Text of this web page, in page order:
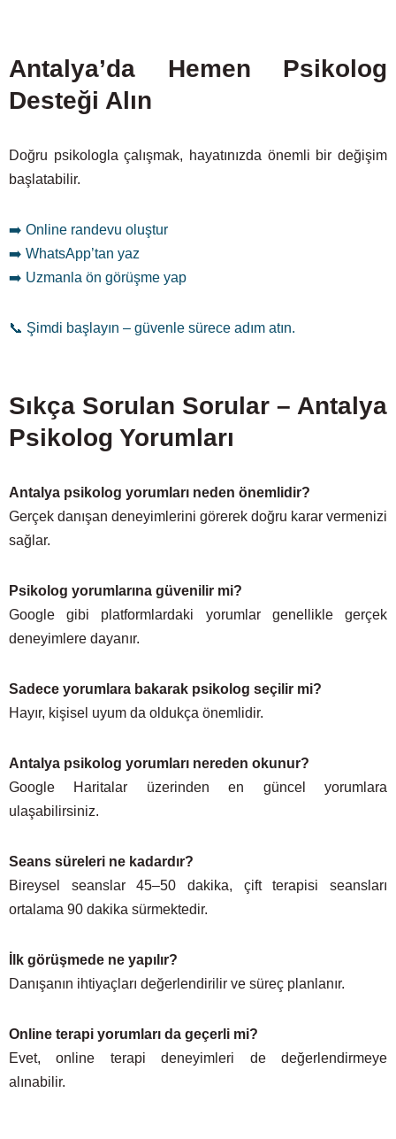
Antalya’da Hemen Psikolog
Desteği Alın
Doğru psikologla çalışmak, hayatınızda önemli bir değişim
başlatabilir.
➡️ Online randevu oluştur
➡️ WhatsApp’tan yaz
➡️ Uzmanla ön görüşme yap
📞 Şimdi başlayın – güvenle sürece adım atın.
Sıkça Sorulan Sorular – Antalya
Psikolog Yorumları
Antalya psikolog yorumları neden önemlidir?
Gerçek danışan deneyimlerini görerek doğru karar vermenizi
sağlar.
Psikolog yorumlarına güvenilir mi?
Google gibi platformlardaki yorumlar genellikle gerçek
deneyimlere dayanır.
Sadece yorumlara bakarak psikolog seçilir mi?
Hayır, kişisel uyum da oldukça önemlidir.
Antalya psikolog yorumları nereden okunur?
Google Haritalar üzerinden en güncel yorumlara
ulaşabilirsiniz.
Seans süreleri ne kadardır?
Bireysel seanslar 45–50 dakika, çift terapisi seansları
ortalama 90 dakika sürmektedir.
İlk görüşmede ne yapılır?
Danışanın ihtiyaçları değerlendirilir ve süreç planlanır.
Online terapi yorumları da geçerli mi?
Evet, online terapi deneyimleri de değerlendirmeye
alınabilir.